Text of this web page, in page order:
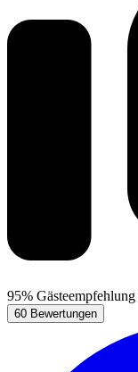
95% Gästeempfehlung
60 Bewertungen